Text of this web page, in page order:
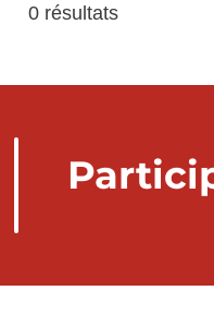
0 résultats